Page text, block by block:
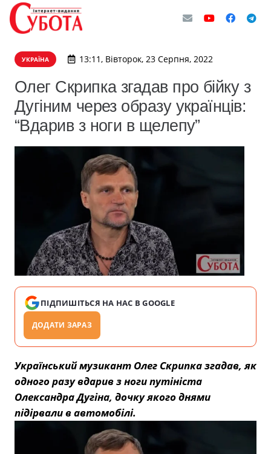
УКРАЇНА 13:11, Вівторок, 23 Серпня, 2022
Олег Скрипка згадав про бійку з
Дугіним через образу українців:
“Вдарив з ноги в щелепу”
ПІДПИШІТЬСЯ НА НАС В GOOGLE
ДОДАТИ ЗАРАЗ
Український музикант Олег Скрипка згадав, як
одного разу вдарив з ноги путініста
Олександра Дугіна, дочку якого днями
підірвали в автомобілі.